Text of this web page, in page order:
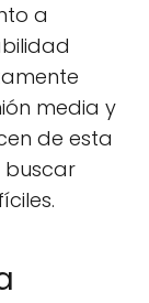
a
media y
de esta
buscar